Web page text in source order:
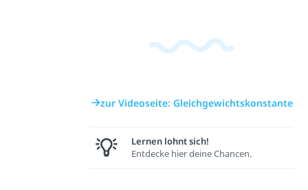
zur Videoseite: Gleichgewichtskonstante
Lernen lohnt sich!
Entdecke hier deine Chancen.